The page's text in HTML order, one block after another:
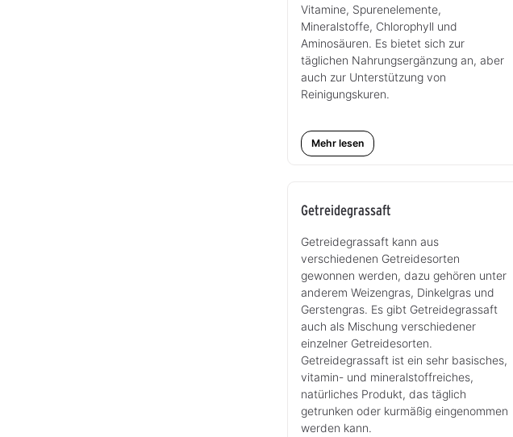
Vitamine, Spurenelemente,
Mineralstoffe, Chlorophyll und
Aminosäuren. Es bietet sich zur
täglichen Nahrungsergänzung an, aber
auch zur Unterstützung von
Reinigungskuren.
Mehr lesen
Getreidegrassaft
Getreidegrassaft kann aus
verschiedenen Getreidesorten
gewonnen werden, dazu gehören unter
anderem Weizengras, Dinkelgras und
Gerstengras. Es gibt Getreidegrassaft
auch als Mischung verschiedener
einzelner Getreidesorten.
Getreidegrassaft ist ein sehr basisches,
vitamin- und mineralstoffreiches,
natürliches Produkt, das täglich
getrunken oder kurmäßig eingenommen
werden kann.